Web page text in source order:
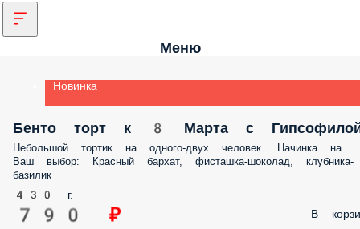
Меню
Новинка
Бенто торт к 8 Марта с
Небольшой тортик на одного-двух человек. Начинка на
Ваш выбор: Красный бархат, фисташка-шоколад, клубника-
базилик
430 г.
790 ₽ В